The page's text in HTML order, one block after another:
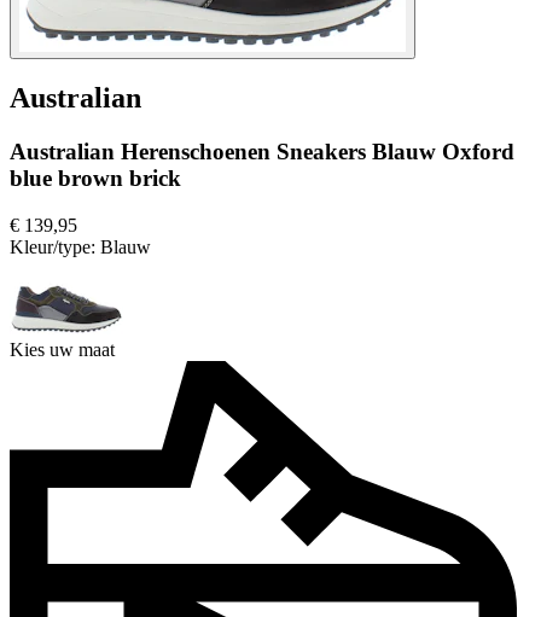
Australian
Australian Herenschoenen Sneakers Blauw Oxford
blue brown brick
€ 139,95
Kleur/type: Blauw
Kies uw maat